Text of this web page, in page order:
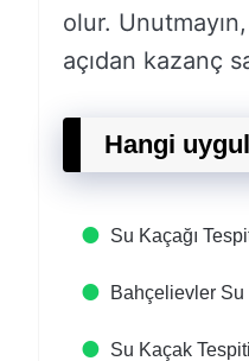
olur.
açıdan kazanç
Hangi
Su Kaçağı
Bahçelievler Su
Su Kaçak